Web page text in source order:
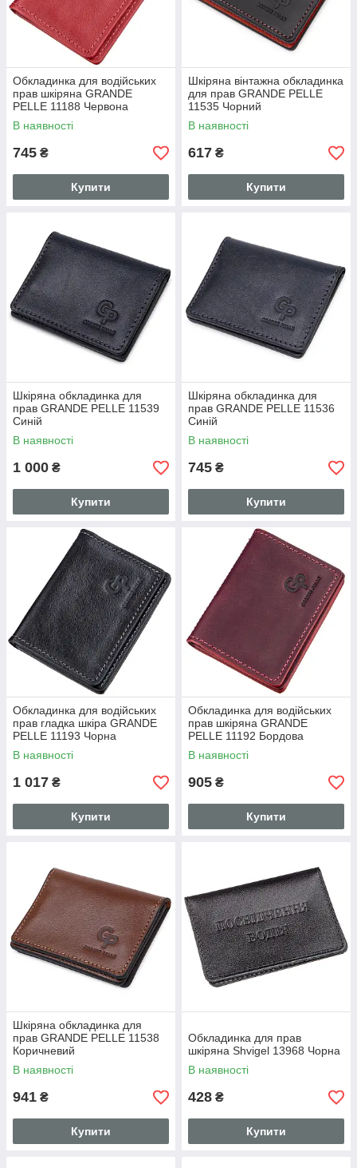
Обкладинка для водійських
прав шкіряна GRANDE
PELLE 11188 Червона
В наявності
745 ₴
Купити
Шкіряна вінтажна обкладинка
для прав GRANDE PELLE
11535 Чорний
В наявності
617 ₴
Купити
Шкіряна обкладинка для
прав GRANDE PELLE 11539
Синій
В наявності
1 000 ₴
Купити
Шкіряна обкладинка для
прав GRANDE PELLE 11536
Синій
В наявності
745 ₴
Купити
Обкладинка для водійських
прав гладка шкіра GRANDE
PELLE 11193 Чорна
В наявності
1 017 ₴
Купити
Обкладинка для водійських
прав шкіряна GRANDE
PELLE 11192 Бордова
В наявності
905 ₴
Купити
Шкіряна обкладинка для
прав GRANDE PELLE 11538
Коричневий
В наявності
941 ₴
Купити
Обкладинка для прав
шкіряна Shvigel 13968 Чорна
В наявності
428 ₴
Купити